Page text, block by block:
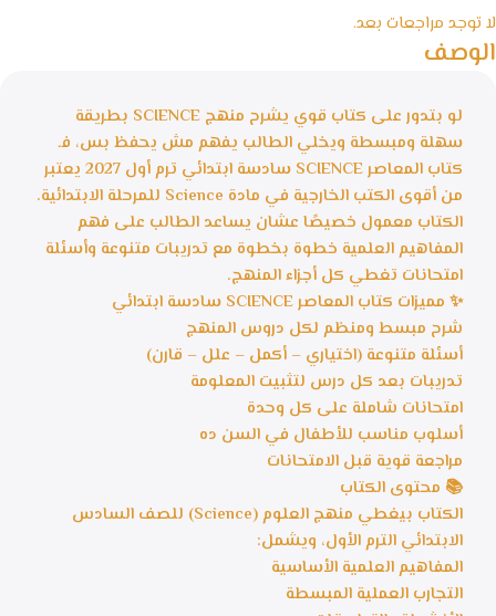
لا توجد مراجعات بعد.
الوصف
لو بتدور على كتاب قوي يشرح منهج SCIENCE بطريقة
سهلة ومبسطة ويخلي الطالب يفهم مش يحفظ بس، فـ
كتاب المعاصر SCIENCE سادسة ابتدائي ترم أول 2027 يعتبر
من أقوى الكتب الخارجية في مادة Science للمرحلة الابتدائية.
الكتاب معمول خصيصًا عشان يساعد الطالب على فهم
المفاهيم العلمية خطوة بخطوة مع تدريبات متنوعة وأسئلة
امتحانات تغطي كل أجزاء المنهج.
✨ مميزات كتاب المعاصر SCIENCE سادسة ابتدائي
شرح مبسط ومنظم لكل دروس المنهج
أسئلة متنوعة (اختياري – أكمل – علل – قارن)
تدريبات بعد كل درس لتثبيت المعلومة
امتحانات شاملة على كل وحدة
أسلوب مناسب للأطفال في السن ده
مراجعة قوية قبل الامتحانات
📚 محتوى الكتاب
الكتاب بيغطي منهج العلوم (Science) للصف السادس
الابتدائي الترم الأول، ويشمل:
المفاهيم العلمية الأساسية
التجارب العملية المبسطة